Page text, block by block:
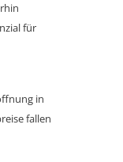
für
in
fallen